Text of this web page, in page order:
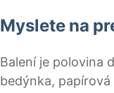
Myslete na
Balení je polovina
bedýnka,